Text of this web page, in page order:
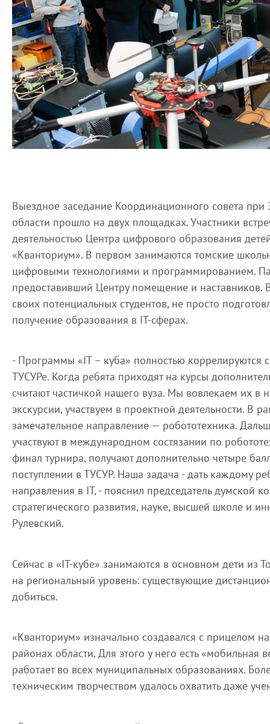
Выездное заседание Координационного совета
области прошло на двух площадках. Участники
деятельностью Центра цифрового образования
«Кванториум». В первом занимаются томские
цифровыми технологиями и программированием.
предоставивший Центру помещение и наставников.
своих потенциальных студентов, не просто
получение образования в IT-сферах.
- Программы «IT – куба» полностью коррелируются
ТУСУРе. Когда ребята приходят на курсы
считают частичкой нашего вуза. Мы вовлекаем их в
экскурсии, участвуем в проектной деятельности. В
замечательное направление — робототехника.
участвуют в международном состязании по
финал турнира, получают дополнительно четыре
поступлении в ТУСУР. Наша задача - дать каждому
направления в IT, - пояснил председатель думской
стратегического развития, науке, высшей школе и
Рулевский.
Сейчас в «IT-кубе» занимаются в основном дети из
на региональный уровень: существующие
добиться.
«Кванториум» изначально создавался с прицелом
районах области. Для этого у него есть
работает во всех муниципальных образованиях.
техническим творчеством удалось охватить даже